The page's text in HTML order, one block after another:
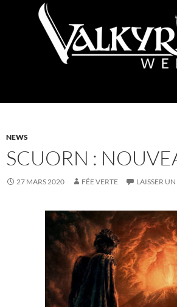
NEWS
SCUORN :
27 MARS 2020 FÉE VERTE LAISSER